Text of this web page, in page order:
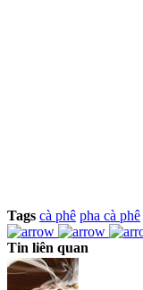
Tags cà phê pha cà phê
Tin liên quan